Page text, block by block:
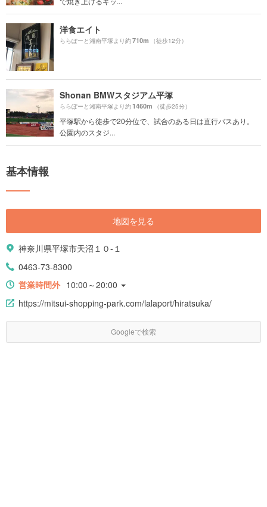
洋食エイト
ららぽーと湘南平塚より約710m （徒歩12分）
Shonan BMWスタジアム平塚
ららぽーと湘南平塚より約1460m （徒歩25分）
平塚駅から徒歩で20分位で、試合のある日は直行バスあり。
公園内のスタジ...
基本情報
地図を見る
神奈川県平塚市天沼１０-１
0463-73-8300
営業時間外 10:00～20:00
https://mitsui-shopping-park.com/lalaport/hiratsuka/
Googleで検索